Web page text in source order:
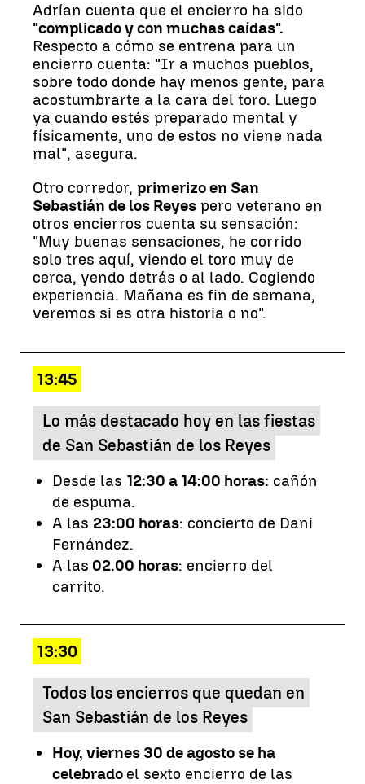
Adrían cuenta que el encierro ha sido
"complicado y con muchas caídas".
Respecto a cómo se entrena para un
encierro cuenta: "Ir a muchos pueblos,
sobre todo donde hay menos gente, para
acostumbrarte a la cara del toro. Luego
ya cuando estés preparado mental y
físicamente, uno de estos no viene nada
mal", asegura.
Otro corredor, primerizo en San
Sebastián de los Reyes pero veterano en
otros encierros cuenta su sensación:
"Muy buenas sensaciones, he corrido
solo tres aquí, viendo el toro muy de
cerca, yendo detrás o al lado. Cogiendo
experiencia. Mañana es fin de semana,
veremos si es otra historia o no".
13:45
Lo más destacado hoy en las fiestas
de San Sebastián de los Reyes
Desde las 12:30 a 14:00 horas: cañón
de espuma.
A las 23:00 horas: concierto de Dani
Fernández.
A las 02.00 horas: encierro del
carrito.
13:30
Todos los encierros que quedan en
San Sebastián de los Reyes
Hoy, viernes 30 de agosto se ha
celebrado el sexto encierro de las